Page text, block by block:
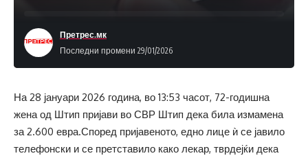
Последни промени 29/01/2026
Претрес.мк
На 28 јануари 2026 година, во 13:53 часот, 72-годишна
жена од Штип пријави во СВР Штип дека била измамена
за 2.600 евра.Според пријавеното, едно лице ѝ се јавило
телефонски и се претставило како лекар, тврдејќи дека